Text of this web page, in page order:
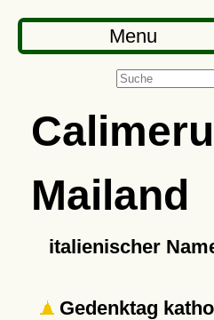
Menu
Mailand
italienischer
Gedenktag